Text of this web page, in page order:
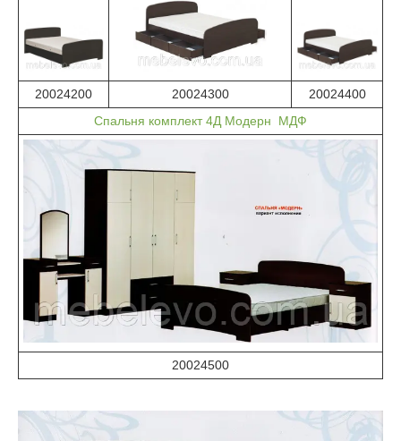
20024200 20024300
20024400
Спальня комплект 4Д Модерн МДФ
20024500